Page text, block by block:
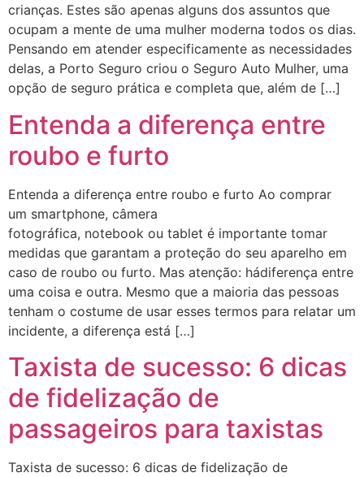
crianças. Estes são apenas alguns dos assuntos que
ocupam a mente de uma mulher moderna todos os dias.
Pensando em atender especificamente as necessidades
delas, a Porto Seguro criou o Seguro Auto Mulher, uma
opção de seguro prática e completa que, além de […]
Entenda a diferença entre
roubo e furto
Entenda a diferença entre roubo e furto Ao comprar
um smartphone, câmera
fotográfica, notebook ou tablet é importante tomar
medidas que garantam a proteção do seu aparelho em
caso de roubo ou furto. Mas atenção: hádiferença entre
uma coisa e outra. Mesmo que a maioria das pessoas
tenham o costume de usar esses termos para relatar um
incidente, a diferença está […]
Taxista de sucesso: 6 dicas
de fidelização de
passageiros para taxistas
Taxista de sucesso: 6 dicas de fidelização de